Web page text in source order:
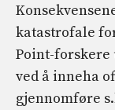
katastrofale
Point-forskere
ved å inneha
gjennomføre